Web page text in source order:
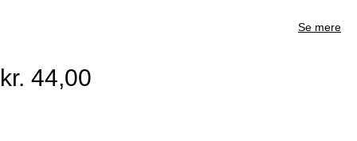
Se mere
kr. 44,00